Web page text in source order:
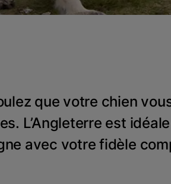
que votre chien
L’Angleterre est
avec votre fidèle